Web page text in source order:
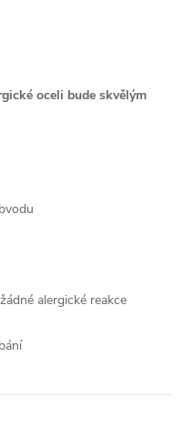
oceli bude skvělým
alergické reakce